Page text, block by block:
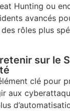
Hunting ou
avancés
rôles plus
sur le
clé pour
aux